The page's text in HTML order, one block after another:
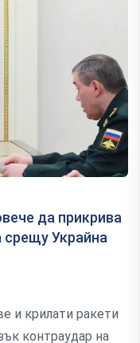
да прикрива
срещу Украйна
и крилати ракети
контраудар на